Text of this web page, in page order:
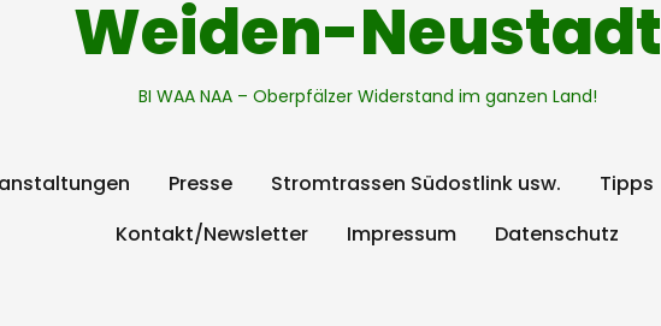
Weiden-Neustadt
BI WAA NAA – Oberpfälzer Widerstand im ganzen Land!
Presse Stromtrassen Südostlink usw. Tipps
Kontakt/Newsletter
Impressum Datenschutz